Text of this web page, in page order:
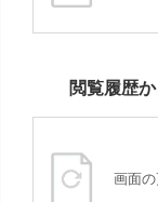
閲覧履歴
画面